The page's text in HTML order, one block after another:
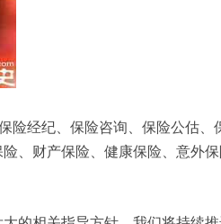
险经纪、保险咨询、保险公估
、财产保险、健康保险、意外保